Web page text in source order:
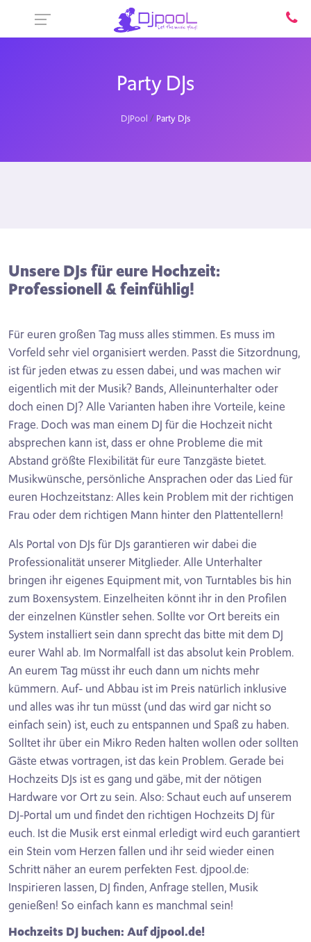
Party DJs
DJPool Party DJs
Unsere DJs für eure Hochzeit:
Professionell & feinfühlig!
Für euren großen Tag muss alles stimmen. Es muss im
Vorfeld sehr viel organisiert werden. Passt die Sitzordnung,
ist für jeden etwas zu essen dabei, und was machen wir
eigentlich mit der Musik? Bands, Alleinunterhalter oder
doch einen DJ? Alle Varianten haben ihre Vorteile, keine
Frage. Doch was man einem DJ für die Hochzeit nicht
absprechen kann ist, dass er ohne Probleme die mit
Abstand größte Flexibilität für eure Tanzgäste bietet.
Musikwünsche, persönliche Ansprachen oder das Lied für
euren Hochzeitstanz: Alles kein Problem mit der richtigen
Frau oder dem richtigen Mann hinter den Plattentellern!
Als Portal von DJs für DJs garantieren wir dabei die
Professionalität unserer Mitglieder. Alle Unterhalter
bringen ihr eigenes Equipment mit, von Turntables bis hin
zum Boxensystem. Einzelheiten könnt ihr in den Profilen
der einzelnen Künstler sehen. Sollte vor Ort bereits ein
System installiert sein dann sprecht das bitte mit dem DJ
eurer Wahl ab. Im Normalfall ist das absolut kein Problem.
An eurem Tag müsst ihr euch dann um nichts mehr
kümmern. Auf- und Abbau ist im Preis natürlich inklusive
und alles was ihr tun müsst (und das wird gar nicht so
einfach sein) ist, euch zu entspannen und Spaß zu haben.
Solltet ihr über ein Mikro Reden halten wollen oder sollten
Gäste etwas vortragen, ist das kein Problem. Gerade bei
Hochzeits DJs ist es gang und gäbe, mit der nötigen
Hardware vor Ort zu sein. Also: Schaut euch auf unserem
DJ-Portal um und findet den richtigen Hochzeits DJ für
euch. Ist die Musik erst einmal erledigt wird euch garantiert
ein Stein vom Herzen fallen und ihr seid wieder einen
Schritt näher an eurem perfekten Fest. djpool.de:
Inspirieren lassen, DJ finden, Anfrage stellen, Musik
genießen! So einfach kann es manchmal sein!
Hochzeits DJ buchen: Auf djpool.de!